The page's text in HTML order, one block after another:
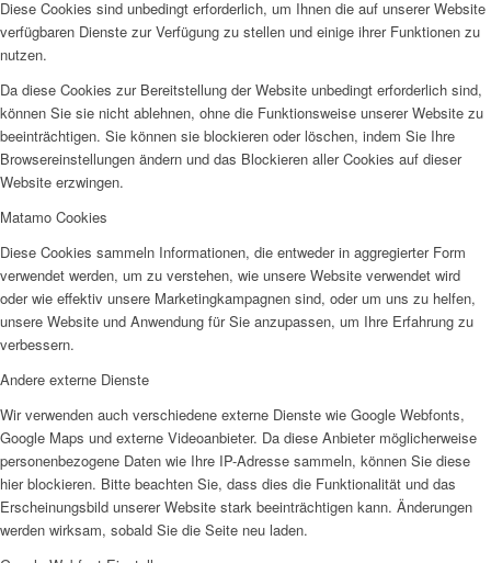
Diese Cookies sind unbedingt erforderlich, um Ihnen die auf unserer Website
verfügbaren Dienste zur Verfügung zu stellen und einige ihrer Funktionen zu
nutzen.
Da diese Cookies zur Bereitstellung der Website unbedingt erforderlich sind,
können Sie sie nicht ablehnen, ohne die Funktionsweise unserer Website zu
beeinträchtigen. Sie können sie blockieren oder löschen, indem Sie Ihre
Browsereinstellungen ändern und das Blockieren aller Cookies auf dieser
Website erzwingen.
Matamo Cookies
Diese Cookies sammeln Informationen, die entweder in aggregierter Form
verwendet werden, um zu verstehen, wie unsere Website verwendet wird
oder wie effektiv unsere Marketingkampagnen sind, oder um uns zu helfen,
unsere Website und Anwendung für Sie anzupassen, um Ihre Erfahrung zu
verbessern.
Andere externe Dienste
Wir verwenden auch verschiedene externe Dienste wie Google Webfonts,
Google Maps und externe Videoanbieter. Da diese Anbieter möglicherweise
personenbezogene Daten wie Ihre IP-Adresse sammeln, können Sie diese
hier blockieren. Bitte beachten Sie, dass dies die Funktionalität und das
Erscheinungsbild unserer Website stark beeinträchtigen kann. Änderungen
werden wirksam, sobald Sie die Seite neu laden.